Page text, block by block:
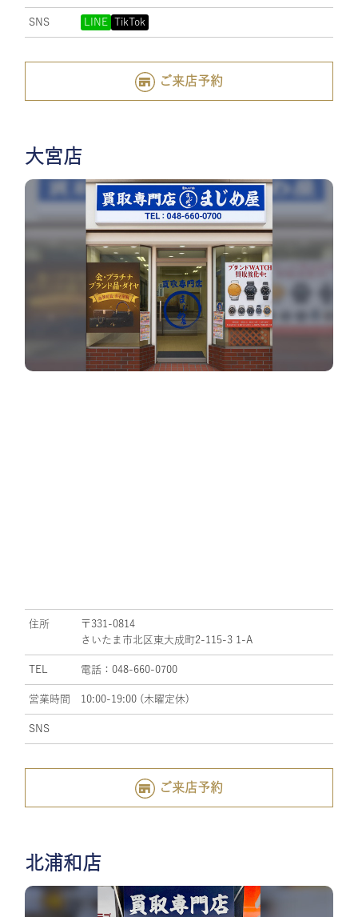
SNS LINE TikTok
ご来店予約
大宮店
住所
〒331-0814
さいたま市北区東大成町2-115-3 1-A
TEL 電話：048-660-0700
営業時間 10:00-19:00 (木曜定休)
SNS
ご来店予約
北浦和店